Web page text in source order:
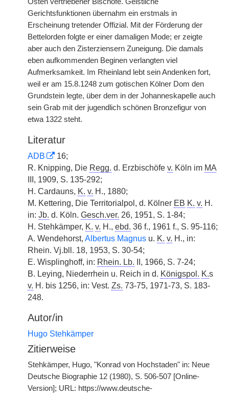
Gerichtsfunktionen übernahm ein erstmals in
Erscheinung tretender Offizial. Mit der Förderung der
Bettelorden folgte er einer damaligen Mode; er zeigte
aber auch den Zisterziensern Zuneigung. Die damals
eben aufkommenden Beginen verlangten viel
Aufmerksamkeit. Im Rheinland lebt sein Andenken fort,
weil er am 15.8.1248 zum gotischen Kölner Dom den
Grundstein legte, über dem in der Johanneskapelle auch
sein Grab mit der jugendlich schönen Bronzefigur von
etwa 1322 steht.
Literatur
ADB
16;
R. Knipping, Die Regg. d. Erzbischöfe v. Köln im MA
III, 1909, S. 135-292;
H. Cardauns, K. v. H., 1880;
M. Kettering, Die Territorialpol, d. Kölner EB K. v. H.
in: Jb. d. Köln. Gesch.ver. 26, 1951, S. 1-84;
H. Stehkämper, K. v. H., ebd. 36 f., 1961 f., S. 95-116;
A. Wendehorst, Albertus Magnus u. K. v. H., in:
Rhein. Vj.bll. 18, 1953, S. 30-54;
E. Wisplinghoff, in: Rhein. Lb. II, 1966, S. 7-24;
B. Leying, Niederrhein u. Reich in d. Königspol. K.s
v. H. bis 1256, in: Vest. Zs. 73-75, 1971-73, S. 183-
248.
Autor/in
Hugo Stehkämper
Zitierweise
Stehkämper, Hugo, "Konrad von Hochstaden" in: Neue
Deutsche Biographie 12 (1980), S. 506-507 [Online-
Version]; URL: https://www.deutsche-